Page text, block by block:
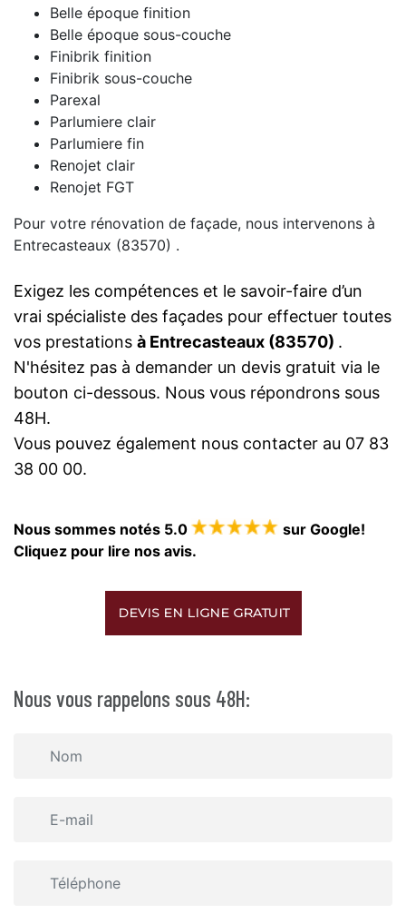
Belle époque finition
Belle époque sous-couche
Finibrik finition
Finibrik sous-couche
Parexal
Parlumiere clair
Parlumiere fin
Renojet clair
Renojet FGT
Pour votre rénovation de façade, nous intervenons à
Entrecasteaux (83570) .
Exigez les compétences et le savoir-faire d’un
vrai spécialiste des façades pour effectuer toutes
vos prestations à Entrecasteaux (83570) .
N'hésitez pas à demander un devis gratuit via le
bouton ci-dessous. Nous vous répondrons sous
48H.
Vous pouvez également nous contacter au 07 83
38 00 00.
Nous sommes notés 5.0
sur Google!
Cliquez pour lire nos avis.
DEVIS EN LIGNE GRATUIT
Nous vous rappelons sous 48H: